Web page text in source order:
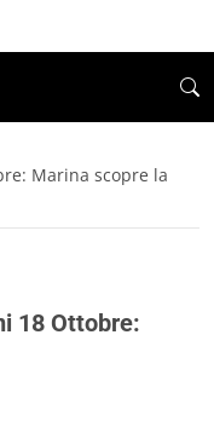
Marina scopre la
18 Ottobre: